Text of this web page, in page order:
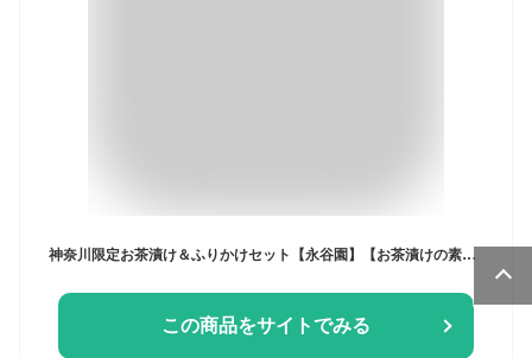
神奈川限定お茶漬け＆ふりかけセット【永谷園】【お茶漬けの素】【おとなのふりかけ】【お買い得セット】【まとめ買い】【限定】【湘南】【鎌倉】【観光地応援】
この商品をサイトでみる